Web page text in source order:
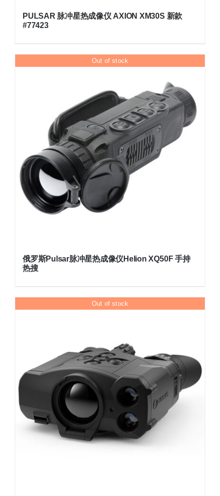
PULSAR 脉冲星热成像仪 AXION XM30S 新款
#77423
Out of stock
俄罗斯Pulsar脉冲星热成像仪Helion XQ50F 手持
热搜
Out of stock